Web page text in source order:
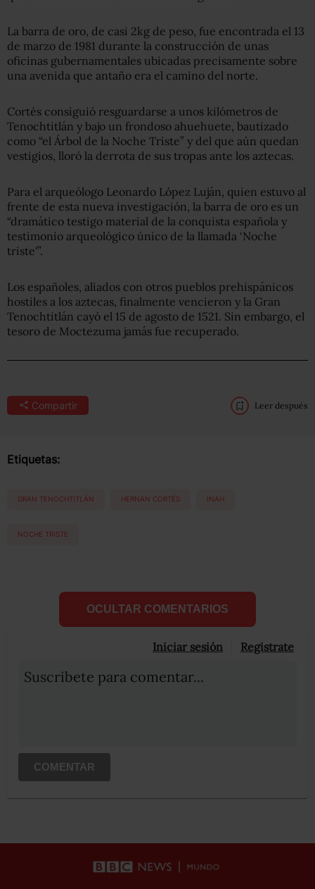
La barra de oro, de casi 2kg de peso, fue encontrada el 13
de marzo de 1981 durante la construcción de unas
oficinas gubernamentales ubicadas precisamente sobre
una avenida que antaño era el camino del norte.
Cortés consiguió resguardarse a unos kilómetros de
Tenochtitlán y bajo un frondoso ahuehuete, bautizado
como “el Árbol de la Noche Triste” y del que aún quedan
vestigios, lloró la derrota de sus tropas ante los aztecas.
Para el arqueólogo Leonardo López Luján, quien estuvo al
frente de esta nueva investigación, la barra de oro es un
“dramático testigo material de la conquista española y
testimonio arqueológico único de la llamada ‘Noche
triste'”.
Los españoles, aliados con otros pueblos prehispánicos
hostiles a los aztecas, finalmente vencieron y la Gran
Tenochtitlán cayó el 15 de agosto de 1521. Sin embargo, el
tesoro de Moctezuma jamás fue recuperado.
Compartir Leer después
Etiquetas:
GRAN TENOCHTITLÁN HERNAN CORTÉS INAH
NOCHE TRISTE
OCULTAR COMENTARIOS
Iniciar sesión Registrate
Suscribete para comentar...
COMENTAR